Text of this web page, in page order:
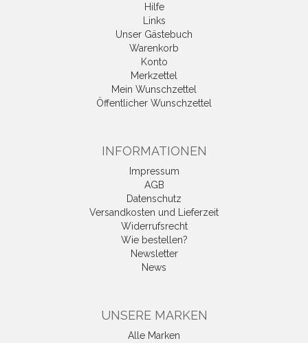
Hilfe
Links
Unser Gästebuch
Warenkorb
Konto
Merkzettel
Mein Wunschzettel
Öffentlicher Wunschzettel
INFORMATIONEN
Impressum
AGB
Datenschutz
Versandkosten und Lieferzeit
Widerrufsrecht
Wie bestellen?
Newsletter
News
UNSERE MARKEN
Alle Marken